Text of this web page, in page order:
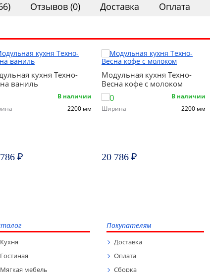
Отзывов (0) Доставка Оплата
кухня Техно-
ваниль
В наличии
2200 мм
₽
Модульная кухня Техно-
Весна кофе с молоком
В наличии
Ширина
2200 мм
20 786 ₽
Кухня
Гостиная
Мягкая мебель
Покупателям
Доставка
Оплата
Сборка